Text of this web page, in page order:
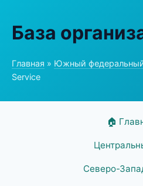
База
Главная » Южный
Service
🏠
Северо-